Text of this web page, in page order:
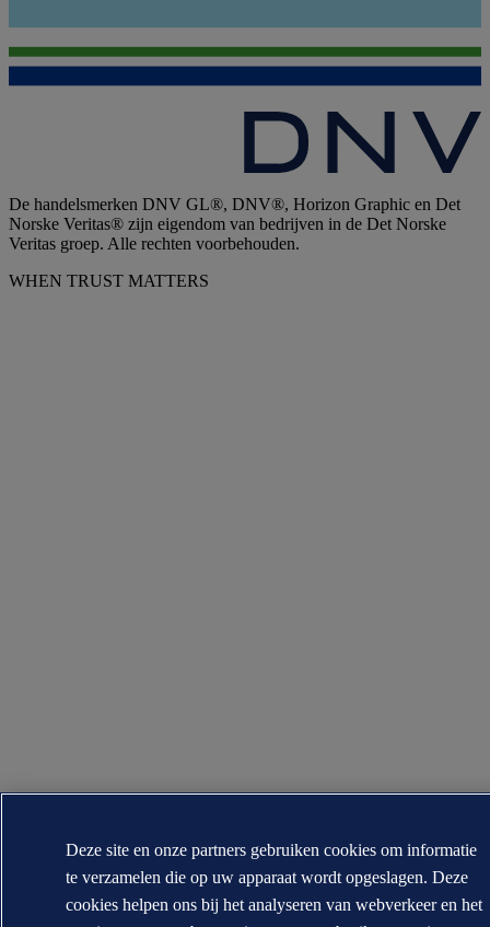
De handelsmerken DNV GL®, DNV®, Horizon Graphic en Det
Norske Veritas® zijn eigendom van bedrijven in de Det Norske
Veritas groep. Alle rechten voorbehouden.
WHEN TRUST MATTERS
Deze site en onze partners gebruiken cookies om informatie
te verzamelen die op uw apparaat wordt opgeslagen. Deze
cookies helpen ons bij het analyseren van webverkeer en het